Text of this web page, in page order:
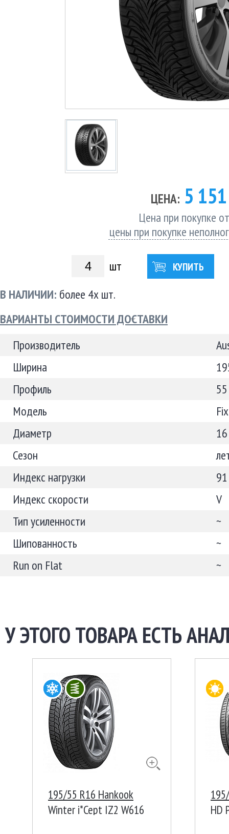
ЦЕНА: 5
Цена при покупке
цены при покупке
шт КУПИТЬ
В НАЛИЧИИ: более 4х шт.
ВАРИАНТЫ СТОИМОСТИ ДОСТАВКИ
Производитель
Ширина
Профиль
55
Модель
Диаметр
16
Сезон
Индекс нагрузки
91
Индекс скорости
V
Тип усиленности
~
Шипованность
~
Run on Flat
~
У ЭТОГО ТОВАРА ЕСТЬ
195/55 R16 Hankook
Winter i*Cept IZ2 W616
HD